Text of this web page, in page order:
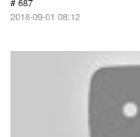
2018-09-01 08:12